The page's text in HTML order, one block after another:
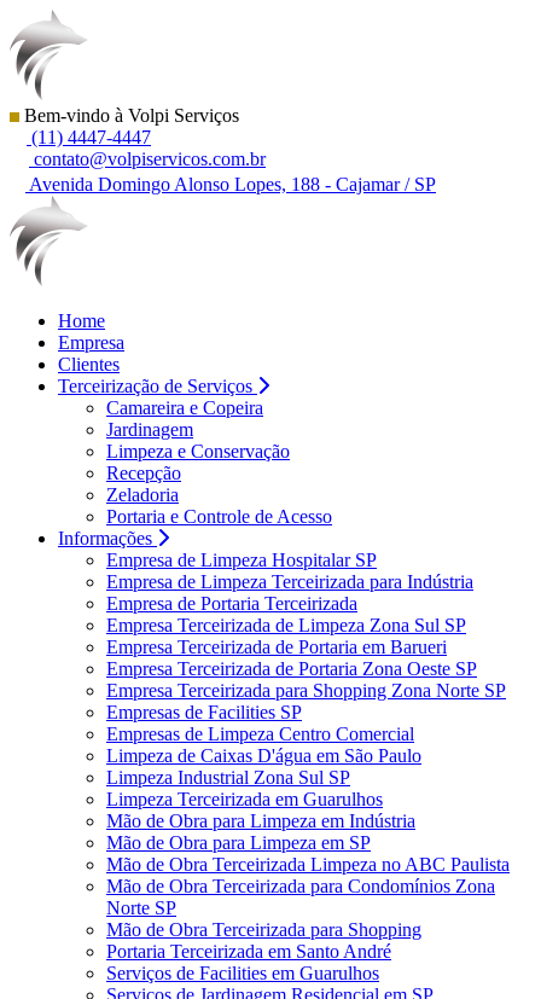
Bem-vindo à Volpi Serviços
(11) 4447-4447
contato@volpiservicos.com.br
Avenida Domingo Alonso Lopes, 188 - Cajamar / SP
Home
Empresa
Clientes
Terceirização de Serviços
Camareira e Copeira
Jardinagem
Limpeza e Conservação
Recepção
Zeladoria
Portaria e Controle de Acesso
Informações
Empresa de Limpeza Hospitalar SP
Empresa de Limpeza Terceirizada para Indústria
Empresa de Portaria Terceirizada
Empresa Terceirizada de Limpeza Zona Sul SP
Empresa Terceirizada de Portaria em Barueri
Empresa Terceirizada de Portaria Zona Oeste SP
Empresa Terceirizada para Shopping Zona Norte SP
Empresas de Facilities SP
Empresas de Limpeza Centro Comercial
Limpeza de Caixas D'água em São Paulo
Limpeza Industrial Zona Sul SP
Limpeza Terceirizada em Guarulhos
Mão de Obra para Limpeza em Indústria
Mão de Obra para Limpeza em SP
Mão de Obra Terceirizada Limpeza no ABC Paulista
Mão de Obra Terceirizada para Condomínios Zona
Norte SP
Mão de Obra Terceirizada para Shopping
Portaria Terceirizada em Santo André
Serviços de Facilities em Guarulhos
Serviços de Jardinagem Residencial em SP